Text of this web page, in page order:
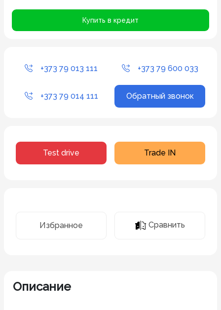
Купить в кредит
+373 79 013 111 +373 79 600 033
+373 79 014 111 Обратный звонок
Test drive Trade IN
Избранное Сравнить
Описание